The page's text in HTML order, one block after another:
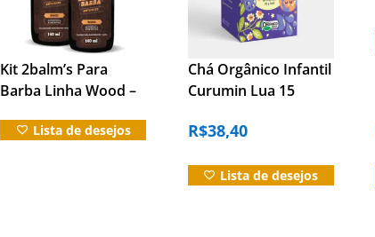
Kit 2balm’s Para
Barba Linha Wood –
Lista de desejos
Chá Orgânico Infantil
Curumin Lua 15
R$38,40
Lista de desejos